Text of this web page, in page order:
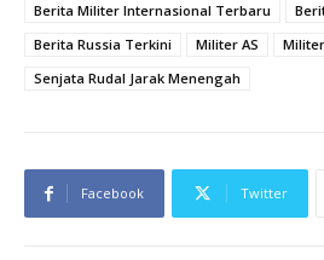
Berita Militer Internasional Terbaru
Berita Russia Terkini
Militer AS
Senjata Rudal Jarak Menengah
Facebook Twitter